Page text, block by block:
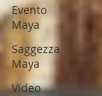
Evento
Maya
Saggezza
Maya
Video